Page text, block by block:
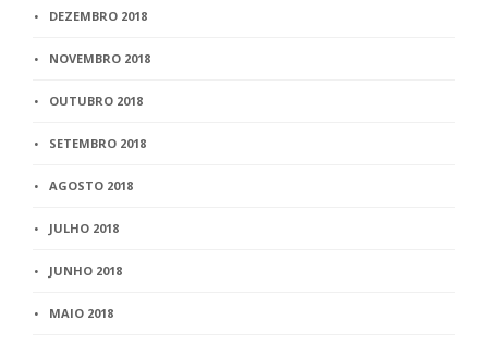
DEZEMBRO 2018
NOVEMBRO 2018
OUTUBRO 2018
SETEMBRO 2018
AGOSTO 2018
JULHO 2018
JUNHO 2018
MAIO 2018